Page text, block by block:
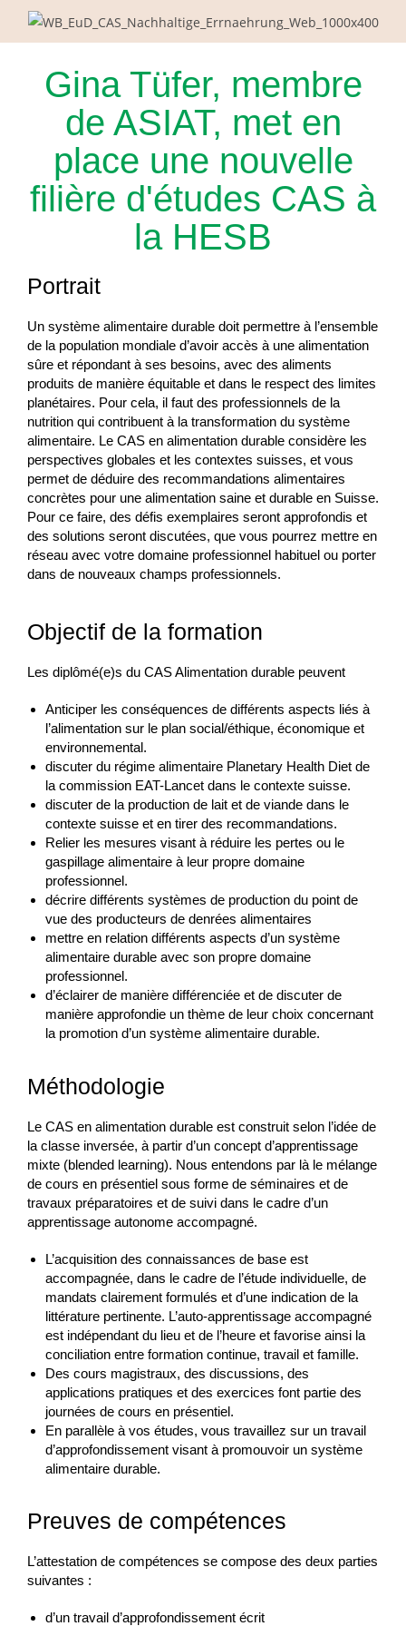
Gina Tüfer, membre
de ASIAT, met en
place une nouvelle
filière d'études CAS à
la HESB
Portrait
Un système alimentaire durable doit permettre à l’ensemble
de la population mondiale d’avoir accès à une alimentation
sûre et répondant à ses besoins, avec des aliments
produits de manière équitable et dans le respect des limites
planétaires. Pour cela, il faut des professionnels de la
nutrition qui contribuent à la transformation du système
alimentaire. Le CAS en alimentation durable considère les
perspectives globales et les contextes suisses, et vous
permet de déduire des recommandations alimentaires
concrètes pour une alimentation saine et durable en Suisse.
Pour ce faire, des défis exemplaires seront approfondis et
des solutions seront discutées, que vous pourrez mettre en
réseau avec votre domaine professionnel habituel ou porter
dans de nouveaux champs professionnels.
Objectif de la formation
Les diplômé(e)s du CAS Alimentation durable peuvent
Anticiper les conséquences de différents aspects liés à
l’alimentation sur le plan social/éthique, économique et
environnemental.
discuter du régime alimentaire Planetary Health Diet de
la commission EAT-Lancet dans le contexte suisse.
discuter de la production de lait et de viande dans le
contexte suisse et en tirer des recommandations.
Relier les mesures visant à réduire les pertes ou le
gaspillage alimentaire à leur propre domaine
professionnel.
décrire différents systèmes de production du point de
vue des producteurs de denrées alimentaires
mettre en relation différents aspects d’un système
alimentaire durable avec son propre domaine
professionnel.
d’éclairer de manière différenciée et de discuter de
manière approfondie un thème de leur choix concernant
la promotion d’un système alimentaire durable.
Méthodologie
Le CAS en alimentation durable est construit selon l’idée de
la classe inversée, à partir d’un concept d’apprentissage
mixte (blended learning). Nous entendons par là le mélange
de cours en présentiel sous forme de séminaires et de
travaux préparatoires et de suivi dans le cadre d’un
apprentissage autonome accompagné.
L’acquisition des connaissances de base est
accompagnée, dans le cadre de l’étude individuelle, de
mandats clairement formulés et d’une indication de la
littérature pertinente. L’auto-apprentissage accompagné
est indépendant du lieu et de l’heure et favorise ainsi la
conciliation entre formation continue, travail et famille.
Des cours magistraux, des discussions, des
applications pratiques et des exercices font partie des
journées de cours en présentiel.
En parallèle à vos études, vous travaillez sur un travail
d’approfondissement visant à promouvoir un système
alimentaire durable.
Preuves de compétences
L’attestation de compétences se compose des deux parties
suivantes :
d’un travail d’approfondissement écrit